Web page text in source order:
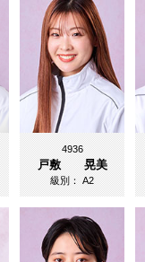
4936
戸敷 晃美
級別：A2